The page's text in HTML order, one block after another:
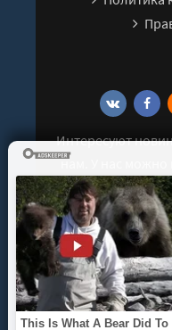
Интересуют
нам. У нас можно
старые
друзьями
© 2021 - 2026